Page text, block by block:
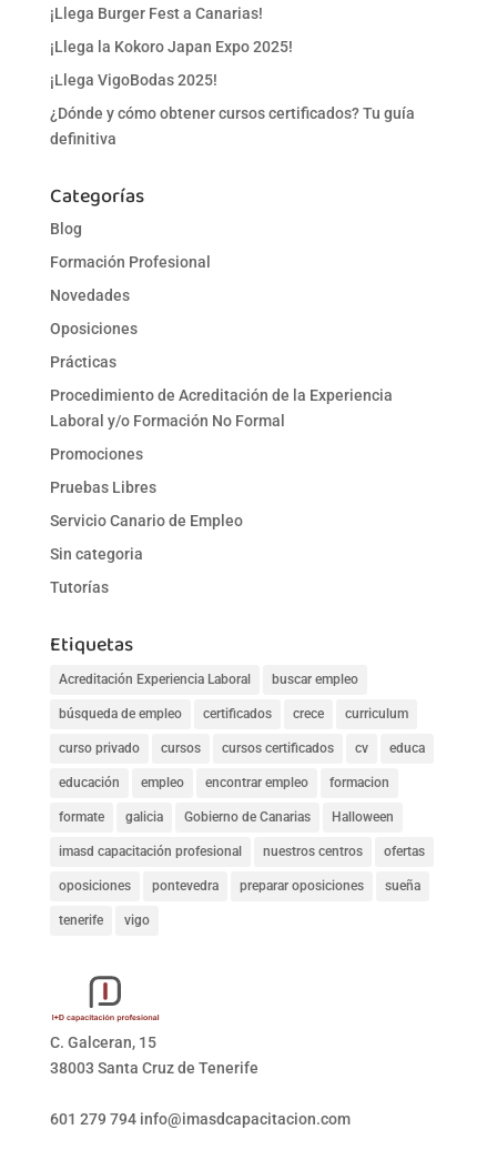
¡Llega Burger Fest a Canarias!
¡Llega la Kokoro Japan Expo 2025!
¡Llega VigoBodas 2025!
¿Dónde y cómo obtener cursos certificados? Tu guía
definitiva
Categorías
Blog
Formación Profesional
Novedades
Oposiciones
Prácticas
Procedimiento de Acreditación de la Experiencia
Laboral y/o Formación No Formal
Promociones
Pruebas Libres
Servicio Canario de Empleo
Sin categoria
Tutorías
Etiquetas
Acreditación Experiencia Laboral buscar empleo
búsqueda de empleo certificados crece curriculum
curso privado cursos cursos certificados cv educa
educación empleo encontrar empleo formacion
formate galicia Gobierno de Canarias Halloween
imasd capacitación profesional nuestros centros ofertas
oposiciones pontevedra preparar oposiciones sueña
tenerife vigo
C. Galceran, 15
38003 Santa Cruz de Tenerife
601 279 794 info@imasdcapacitacion.com